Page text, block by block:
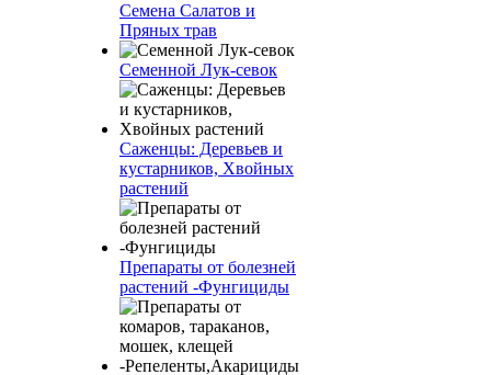
Семена Салатов и
Пряных трав
Семенной Лук-севок
Саженцы: Деревьев и
кустарников, Хвойных
растений
Препараты от болезней
растений -Фунгициды